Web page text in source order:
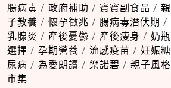
腸病毒 / 政府補助 / 寶寶副食品 / 親
子教養 / 懷孕徵兆 / 腸病毒潛伏期 /
乳腺炎 / 產後憂鬱 / 產後瘦身 / 奶瓶
選擇 / 孕期營養 / 流感疫苗 / 妊娠糖
尿病 / 為愛朗讀 / 樂諾碧 / 親子風格
市集